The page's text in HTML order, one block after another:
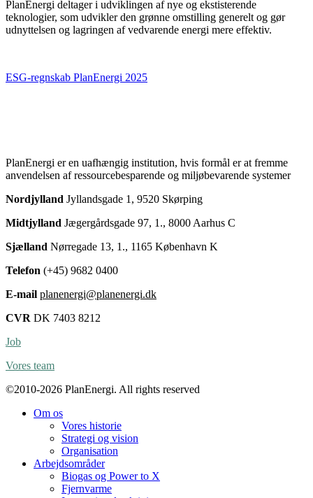
PlanEnergi deltager i udviklingen af nye og ekstisterende
teknologier, som udvikler den grønne omstilling generelt og gør
udnyttelsen og lagringen af vedvarende energi mere effektiv.
ESG-regnskab PlanEnergi 2025
PlanEnergi er en uafhængig institution, hvis formål er at fremme
anvendelsen af ressourcebesparende og miljøbevarende systemer
Nordjylland Jyllandsgade 1, 9520 Skørping
Midtjylland Jægergårdsgade 97, 1., 8000 Aarhus C
Sjælland Nørregade 13, 1., 1165 København K
Telefon (+45) 9682 0400
E-mail planenergi@planenergi.dk
CVR DK 7403 8212
Job
Vores team
©2010-2026 PlanEnergi. All rights reserved
Om os
Vores historie
Strategi og vision
Organisation
Arbejdsområder
Biogas og Power to X
Fjernvarme